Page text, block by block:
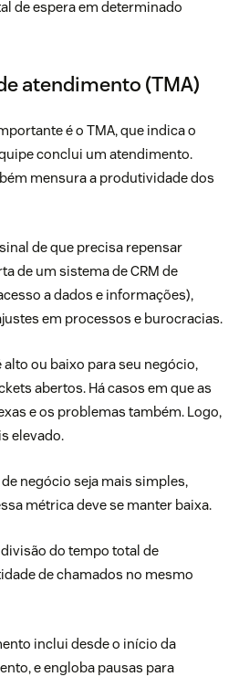
de espera em determinado
atendimento (TMA)
é o TMA, que indica o
conclui um atendimento.
mensura a produtividade dos
de que precisa repensar
de um sistema de CRM de
a dados e informações),
em processos e burocracias.
alto ou baixo para seu negócio,
abertos. Há casos em que as
e os problemas também. Logo,
elevado.
negócio seja mais simples,
métrica deve se manter baixa.
do tempo total de
de chamados no mesmo
inclui desde o início da
e engloba pausas para